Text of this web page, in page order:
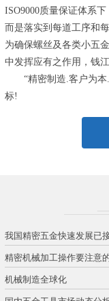
ISO9000质量保证体系
而是落实到每道工序和
为确保螺丝及各类小五
中发挥应有之作用，钱
“精密制造.客户为本.
标!
我国精密五金快速发展已
精密机械加工操作要注意
机械制造全球化